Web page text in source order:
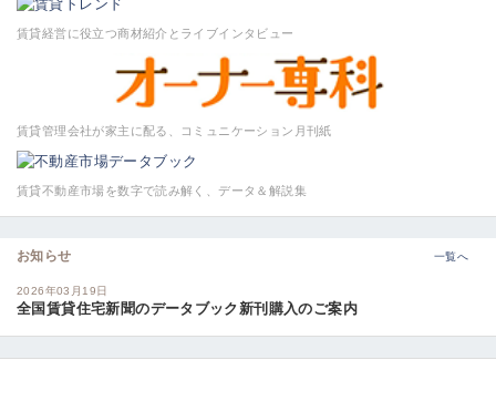
賃貸経営に役立つ商材紹介とライブインタビュー
賃貸管理会社が家主に配る、コミュニケーション月刊紙
賃貸不動産市場を数字で読み解く、データ＆解説集
お知らせ 一覧へ
2026年03月19日
全国賃貸住宅新聞のデータブック新刊購入のご案内